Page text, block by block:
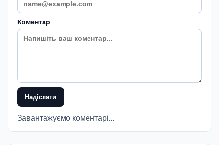
Коментар
Надіслати
Завантажуємо коментарі...